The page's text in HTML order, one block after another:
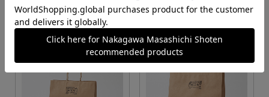
カートに入れる カートに入れる